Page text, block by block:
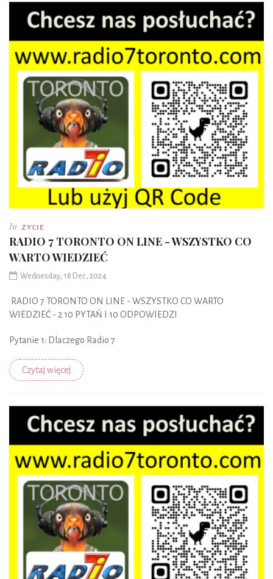
In ZYCIE
RADIO 7 TORONTO ON LINE - WSZYSTKO CO
WARTO WIEDZIEĆ
Wednesday, 18 Dec, 2024
RADIO 7 TORONTO ON LINE - WSZYSTKO CO WARTO
WIEDZIEĆ - 2 10 PYTAŃ I 10 ODPOWIEDZI
Pytanie 1: Dlaczego Radio 7
Czytaj więcej